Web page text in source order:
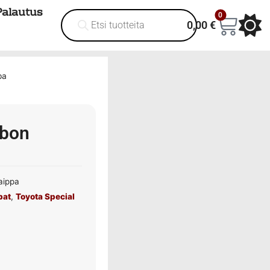
0,00€
0
,Toyota Special